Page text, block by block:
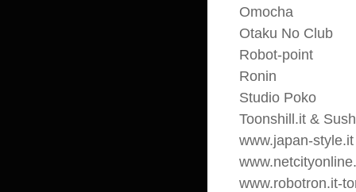
Omocha
Otaku No Club
Robot-point
Ronin
Studio Poko
Toonshill.it &
www.japan-style.it
www.robotron.it-